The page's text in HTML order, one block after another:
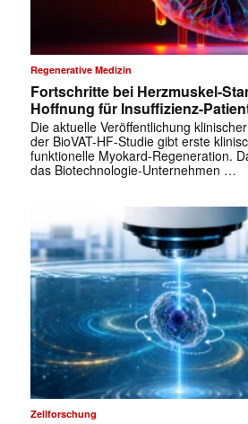
Regenerative Medizin
Fortschritte bei Herzmuskel-
Hoffnung für Insuffizienz-
Die aktuelle Veröffentlichung
der BioVAT-HF-Studie gibt erste
funktionelle Myokard-Regeneration.
das Biotechnologie-Unternehmen …
Zellforschung